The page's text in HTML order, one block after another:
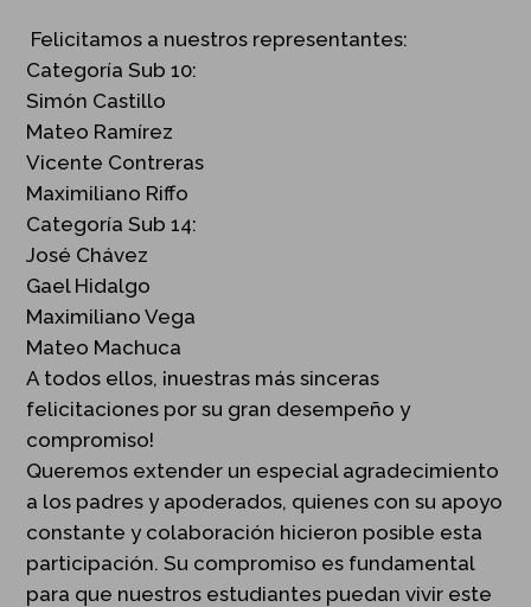
Felicitamos a nuestros representantes:
Categoría Sub 10:
Simón Castillo
Mateo Ramírez
Vicente Contreras
Maximiliano Riffo
Categoría Sub 14:
José Chávez
Gael Hidalgo
Maximiliano Vega
Mateo Machuca
A todos ellos, ¡nuestras más sinceras
felicitaciones por su gran desempeño y
compromiso!
Queremos extender un especial agradecimiento
a los padres y apoderados, quienes con su apoyo
constante y colaboración hicieron posible esta
participación. Su compromiso es fundamental
para que nuestros estudiantes puedan vivir este